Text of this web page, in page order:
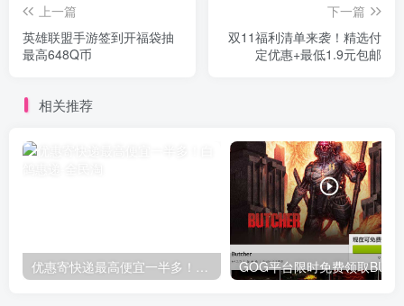
上一篇
英雄联盟手游签到开福袋抽
最高648Q币
下一篇
双11福利清单来袭！精选付
定优惠+最低1.9元包邮
相关推荐